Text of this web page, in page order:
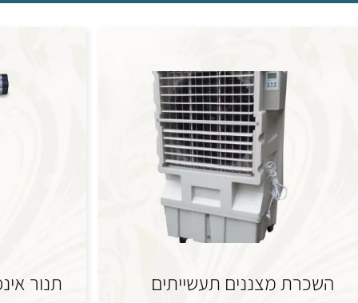
השכרת מצננים תעשייתים תנור